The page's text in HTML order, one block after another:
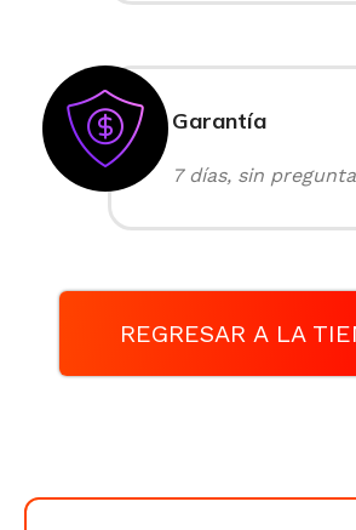
Garantía
7 días, sin
REGRESAR A LA